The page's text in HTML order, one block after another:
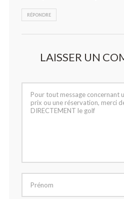
RÉPONDRE
LAISSER UN